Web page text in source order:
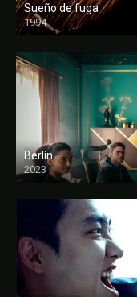
Sueño de fuga
1994
FULL HD
Berlín
2023